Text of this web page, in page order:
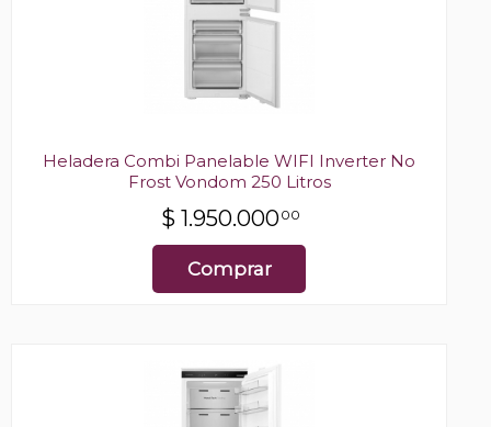
Heladera Combi Panelable WIFI Inverter No
Frost Vondom 250 Litros
$ 1.950.00000
Comprar